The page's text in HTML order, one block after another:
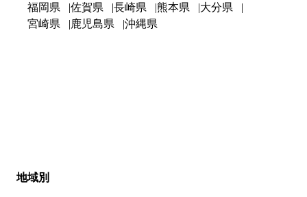
福岡県 佐賀県 長崎県 熊本県
大分県
宮崎県
鹿児島県 沖縄県
地域別